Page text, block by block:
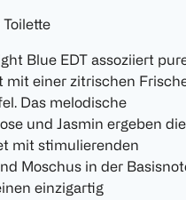
Blue EDT assoziiert
mit einer zitrischen
Das melodische
und Jasmin ergeben die
mit stimulierenden
Moschus in der
einzigartig